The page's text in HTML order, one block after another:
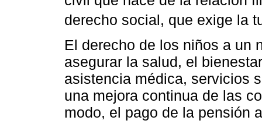
derecho social, que exige la
El derecho de los niños a un
asegurar la salud, el
asistencia médica, servicios
una mejora continua de las
modo, el pago de la pensión